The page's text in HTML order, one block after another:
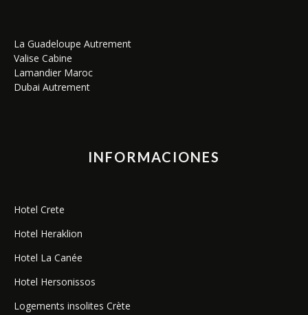
La Guadeloupe Autrement
Valise Cabine
Lamandier Maroc
Dubai Autrement
INFORMACIONES
Hotel Crete
Hotel Heraklion
Hotel La Canée
Hotel Hersonissos
Logements insolites Crète